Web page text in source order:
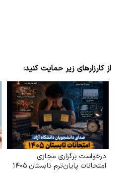
از کارزارهای زیر حمایت کنید:
درخواست برگزاری مجازی
امتحانات پایان‌ترم تابستان ۱۴۰۵